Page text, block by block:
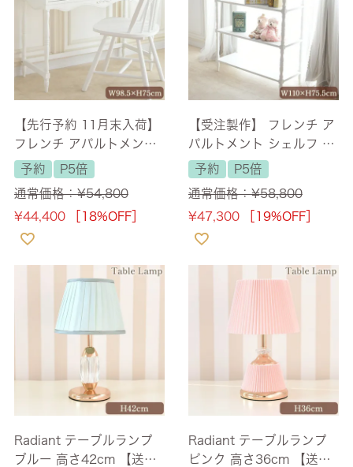
【先行予約 11月末入荷】
フレンチ アパルトメント
デスク＆コンソール 幅98.
5cm 【送料無料】 [Y]
予約
P5倍
通常価格：¥54,800
¥44,400 ［18%OFF］
【受注製作】 フレンチ ア
パルトメント シェルフ ラ
ック 幅90cm 【送料無
料】 [Y]
予約
P5倍
通常価格：¥58,800
¥47,300 ［19%OFF］
Radiant テーブルランプ
ブルー 高さ42cm 【送料
Radiant テーブルランプ
ピンク 高さ36cm 【送料